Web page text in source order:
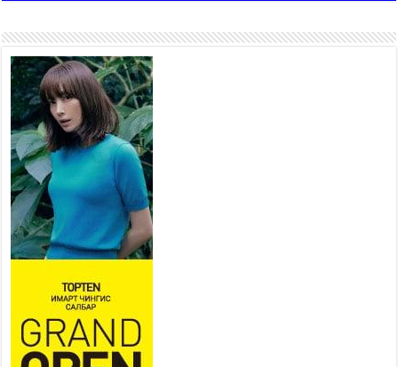
төвийн ажиллах хуваарийг гаргаж, иргэдэд
мэдээлэхийг үүрэг болголоо
2026 оны 7 сар 21 / 11 цаг 59 минут
Гэр бүлийн хэрэг шүүхэд
хянан шийдвэрлэх тухай
хуулиар хүүхдийн дээд ашиг
сонирхлыг нэн тэргүүнд
хангахыг баталгаажууллаа
2026 оны 7 сар 21 / 11 цаг 42 минут
Б.Пүрэвдагва: “Туул-1”
коллекторыг ашиглалтад
оруулж байж бид гэр
хорооллыг барилгажуулна
2026 оны 7 сар 21 / 10 цаг 15 минут
НИЙСЛЭЛ, АЙМГИЙН УДИРДЛАГУУДЫН
АЖЛЫГ ХҮНД СУРТЛЫГ БУУРУУЛЖ, ИРГЭД,
АЖ АХУЙН НЭГЖИЙН АЧААГ ХЭРХЭН
ХӨНГӨЛСНӨӨР ДҮГНЭНЭ